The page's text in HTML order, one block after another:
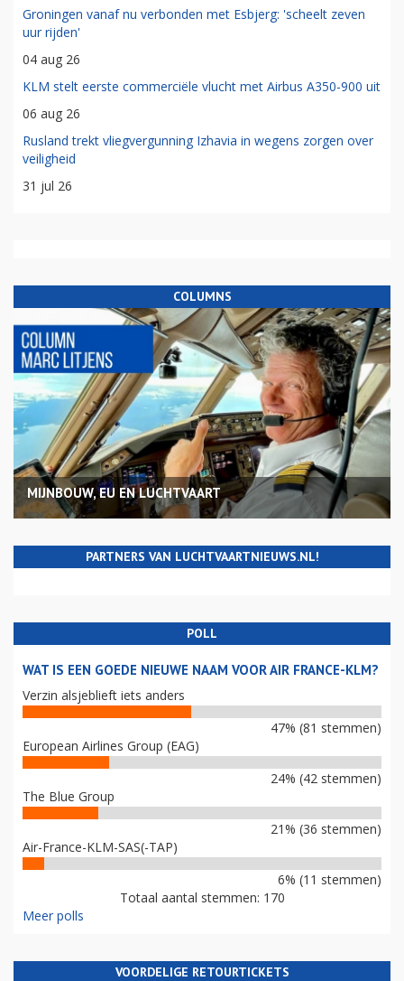
Groningen vanaf nu verbonden met Esbjerg: 'scheelt zeven
uur rijden'
04 aug 26
KLM stelt eerste commerciële vlucht met Airbus A350-900 uit
06 aug 26
Rusland trekt vliegvergunning Izhavia in wegens zorgen over
veiligheid
31 jul 26
COLUMNS
MIJNBOUW, EU EN LUCHTVAART
PARTNERS VAN LUCHTVAARTNIEUWS.NL!
POLL
WAT IS EEN GOEDE NIEUWE NAAM VOOR AIR FRANCE-KLM?
Verzin alsjeblieft iets anders
47% (81 stemmen)
European Airlines Group (EAG)
24% (42 stemmen)
The Blue Group
21% (36 stemmen)
Air-France-KLM-SAS(-TAP)
6% (11 stemmen)
Totaal aantal stemmen: 170
Meer polls
VOORDELIGE RETOURTICKETS